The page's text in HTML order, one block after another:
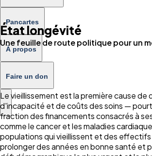
Pancartes
À propos
Faire un don
État longévité
Une feuille de route politique pour un
Le vieillissement est la première cause de
d'incapacité et de coûts des soins —
fraction des financements consacrés à
comme le cancer et les maladies
populations qui vieillissent et des effectifs
prolonger des années en bonne santé et